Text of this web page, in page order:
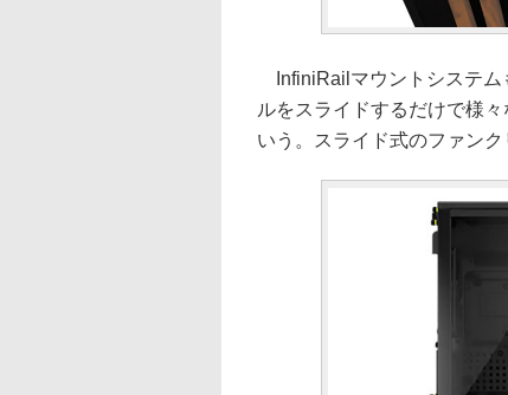
InfiniRailマウントシステム
ルをスライドするだけで様
いう。スライド式のファン